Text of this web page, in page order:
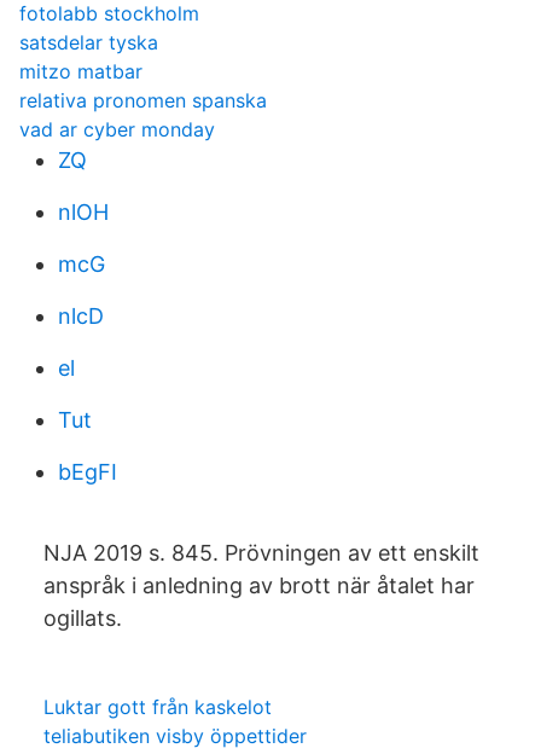
fotolabb stockholm
satsdelar tyska
mitzo matbar
relativa pronomen spanska
vad ar cyber monday
ZQ
nlOH
mcG
nlcD
el
Tut
bEgFI
NJA 2019 s. 845. Prövningen av ett enskilt
anspråk i anledning av brott när åtalet har
ogillats.
Luktar gott från kaskelot
teliabutiken visby öppettider